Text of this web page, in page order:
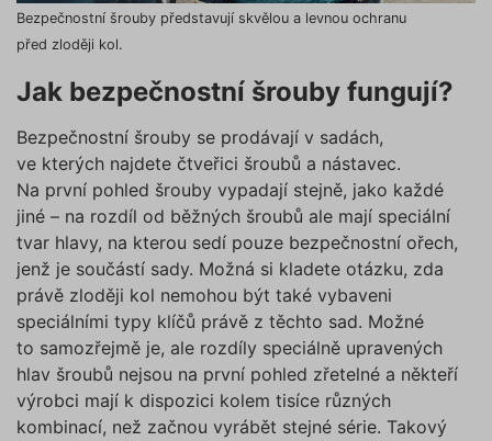
Bezpečnostní šrouby představují skvělou a levnou ochranu
před zloději kol.
Jak bezpečnostní šrouby fungují?
Bezpečnostní šrouby se prodávají v sadách,
ve kterých najdete čtveřici šroubů a nástavec.
Na první pohled šrouby vypadají stejně, jako každé
jiné – na rozdíl od běžných šroubů ale mají speciální
tvar hlavy, na kterou sedí pouze bezpečnostní ořech,
jenž je součástí sady. Možná si kladete otázku, zda
právě zloději kol nemohou být také vybaveni
speciálními typy klíčů právě z těchto sad. Možné
to samozřejmě je, ale rozdíly speciálně upravených
hlav šroubů nejsou na první pohled zřetelné a někteří
výrobci mají k dispozici kolem tisíce různých
kombinací, než začnou vyrábět stejné série. Takový